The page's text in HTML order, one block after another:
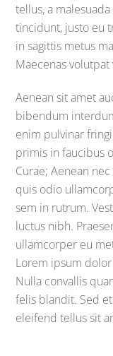
tellus, a
tincidunt, justo eu
in sagittis metus
Maecenas
Aenean sit amet
bibendum
enim pulvinar
primis in faucibus
Curae; Aenean
quis odio
sem in rutrum.
luctus nibh.
ullamcorper eu
Lorem ipsum
Nulla convallis
felis blandit. Sed
eleifend tellus sit